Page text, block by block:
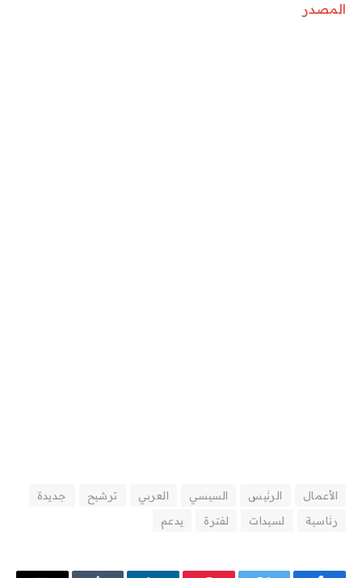
المصدر
الأعمال الرئيس السيسي العربي ترشيح
جديدة
رئاسية
لسيدات لفترة يدعم